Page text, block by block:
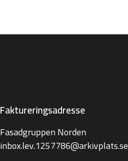
Faktureringsadresse
Fasadgruppen Norden
inbox.lev.1257786@arkivplats.se